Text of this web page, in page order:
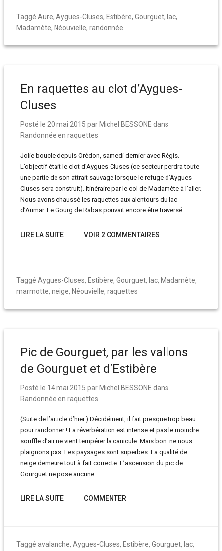
Taggé Aure, Aygues-Cluses, Estibère, Gourguet, lac,
Madamète, Néouvielle, randonnée
En raquettes au clot d’Aygues-
Cluses
Posté le 20 mai 2015 par Michel BESSONE dans
Randonnée en raquettes
Jolie boucle depuis Orédon, samedi dernier avec Régis.
L’objectif était le clot d’Aygues-Cluses (ce secteur perdra toute
une partie de son attrait sauvage lorsque le refuge d’Aygues-
Cluses sera construit). Itinéraire par le col de Madamète à l’aller.
Nous avons chaussé les raquettes aux alentours du lac
d’Aumar. Le Gourg de Rabas pouvait encore être traversé….
LIRE LA SUITE VOIR 2 COMMENTAIRES
Taggé Aygues-Cluses, Estibère, Gourguet, lac, Madamète,
marmotte, neige, Néouvielle, raquettes
Pic de Gourguet, par les vallons
de Gourguet et d’Estibère
Posté le 14 mai 2015 par Michel BESSONE dans
Randonnée en raquettes
(Suite de l’article d’hier.) Décidément, il fait presque trop beau
pour randonner ! La réverbération est intense et pas le moindre
souffle d’air ne vient tempérer la canicule. Mais bon, ne nous
plaignons pas. Les paysages sont superbes. La qualité de
neige demeure tout à fait correcte. L’ascension du pic de
Gourguet ne pose aucune…
LIRE LA SUITE COMMENTER
Taggé avalanche, Aygues-Cluses, Estibère, Gourguet, lac,